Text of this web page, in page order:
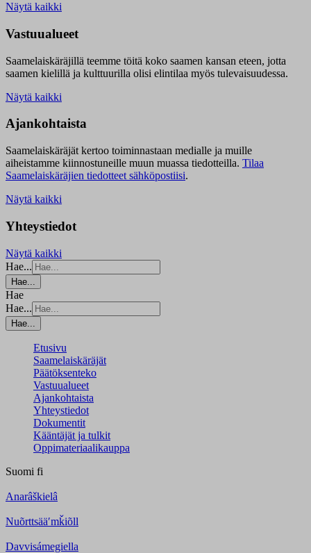
Näytä kaikki
Vastuualueet
Saamelaiskäräjillä teemme töitä koko saamen kansan eteen, jotta
saamen kielillä ja kulttuurilla olisi elintilaa myös tulevaisuudessa.
Näytä kaikki
Ajankohtaista
Saamelaiskäräjät kertoo toiminnastaan medialle ja muille
aiheistamme kiinnostuneille muun muassa tiedotteilla. Tilaa
Saamelaiskäräjien tiedotteet sähköpostiisi.
Näytä kaikki
Yhteystiedot
Näytä kaikki
Hae...
Hae...
Hae
Hae...
Hae...
Etusivu
Saamelaiskäräjät
Päätöksenteko
Vastuualueet
Ajankohtaista
Yhteystiedot
Dokumentit
Kääntäjät ja tulkit
Oppimateriaalikauppa
Suomi fi
Anarâškielâ
Nuõrttsääʹmǩiõll
Davvisámegiella